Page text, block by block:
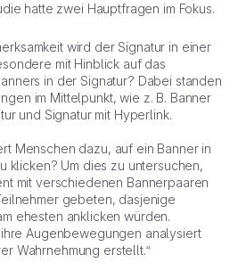
hatte zwei Hauptfragen im Fokus.
wird der Signatur in einer
mit Hinblick auf das
in der Signatur? Dabei standen
im Mittelpunkt, wie z. B. Banner
und Signatur mit Hyperlink.
Menschen dazu, auf ein Banner in
klicken? Um dies zu untersuchen,
mit verschiedenen Bannerpaaren
gebeten, dasjenige
ehesten anklicken würden.
Augenbewegungen analysiert
Wahrnehmung erstellt.“